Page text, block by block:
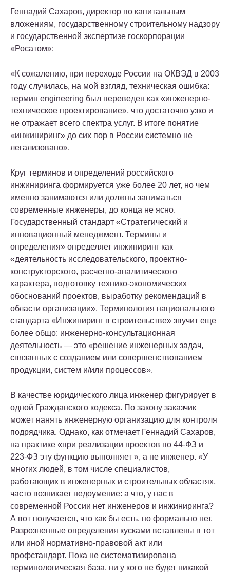
Геннадий Сахаров, директор по капитальным
вложениям, государственному строительному надзору
и государственной экспертизе госкорпорации
«Росатом»:
«К сожалению, при переходе России на ОКВЭД в 2003
году случилась, на мой взгляд, техническая ошибка:
термин engineering был переведен как «инженерно-
техническое проектирование», что достаточно узко и
не отражает всего спектра услуг. В итоге понятие
«инжиниринг» до сих пор в России системно не
легализовано».
Круг терминов и определений российского
инжиниринга формируется уже более 20 лет, но чем
именно занимаются или должны заниматься
современные инженеры, до конца не ясно.
Государственный стандарт «Стратегический и
инновационный менеджмент. Термины и
определения» определяет инжиниринг как
«деятельность исследовательского, проектно-
конструкторского, расчетно-аналитического
характера, подготовку технико-экономических
обоснований проектов, выработку рекомендаций в
области организации». Терминология национального
стандарта «Инжиниринг в строительстве» звучит еще
более общо: инженерно-консультационная
деятельность — это «решение инженерных задач,
связанных с созданием или совершенствованием
продукции, систем и/или процессов».
В качестве юридического лица инженер фигурирует в
одной Гражданского кодекса. По закону заказчик
может нанять инженерную организацию для контроля
подрядчика. Однако, как отмечает Геннадий Сахаров,
на практике «при реализации проектов по 44-ФЗ и
223-ФЗ эту функцию выполняет », а не инженер. «У
многих людей, в том числе специалистов,
работающих в инженерных и строительных областях,
часто возникает недоумение: а что, у нас в
современной России нет инженеров и инжиниринга?
А вот получается, что как бы есть, но формально нет.
Разрозненные определения кусками вставлены в тот
или иной нормативно-правовой акт или
профстандарт. Пока не систематизирована
терминологическая база, ни у кого не будет никакой